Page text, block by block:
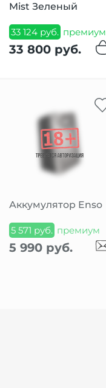
Mist Зеленый
33 124 руб. премиум
33 800 руб.
Аккумулятор Enso
5 571 руб. премиум
5 990 руб.